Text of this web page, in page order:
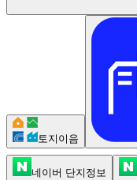
토지이음
네이버 단지정보